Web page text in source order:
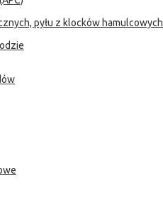
pyłu z klocków hamulcowych